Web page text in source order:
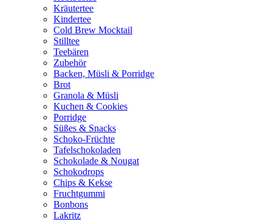
Kräutertee
Kindertee
Cold Brew Mocktail
Stilltee
Teebären
Zubehör
Backen, Müsli & Porridge
Brot
Granola & Müsli
Kuchen & Cookies
Porridge
Süßes & Snacks
Schoko-Früchte
Tafelschokoladen
Schokolade & Nougat
Schokodrops
Chips & Kekse
Fruchtgummi
Bonbons
Lakritz